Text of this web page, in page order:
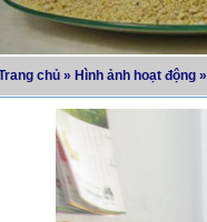
chủ » Hình ảnh hoạt động